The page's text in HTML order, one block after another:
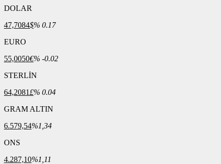
DOLAR
47,7084$% 0.17
EURO
55,0050€% -0.02
STERLİN
64,2081£% 0.04
GRAM ALTIN
6.579,54%1,34
ONS
4.287,10%1,11